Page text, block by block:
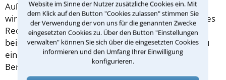
Website im Sinne der Nutzer zusätzliche Cookies ein. Mit
dem Klick auf den Button "Cookies zulassen" stimmen Sie
der Verwendung der von uns für die genannten Zwecke
eingesetzten Cookies zu. Über den Button "Einstellungen
verwalten" können Sie sich über die eingesetzten Cookies
informieren und den Umfang Ihrer Einwilligung
konfigurieren.
Außerdem gut zu wissen: Gemäß § 34 Absatz 2 RVG
wird die Beratungsgebühr auf weitere Tätigkeiten des
Rechtsanwalts angerechnet. Sollte es also
beispielsweise aufgrund des Beratungsgesprächs zu
einem Prozess kommen, so kann der Anwalt diese
Beratungsgebühr nicht mehr abrechnen.